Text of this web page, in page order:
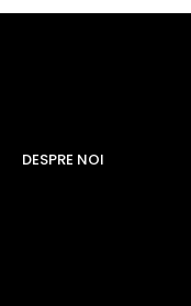
DESPRE NOI